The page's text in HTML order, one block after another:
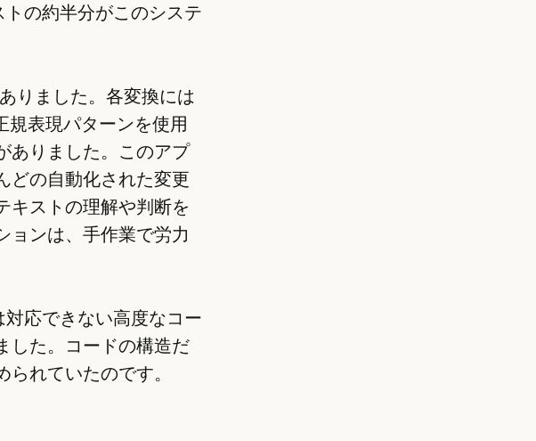
の約半分がこのシステ
りました。各変換には
規表現パターンを使用
ありました。このアプ
どの自動化された変更
キストの理解や判断を
ョンは、手作業で労力
応できない高度なコー
した。コードの構造だ
れていたのです。